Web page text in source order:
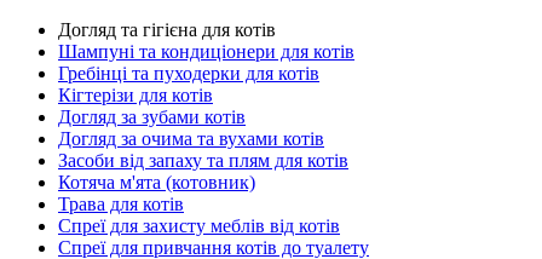
Догляд та гігієна для котів
Шампуні та кондиціонери для котів
Гребінці та пуходерки для котів
Кігтерізи для котів
Догляд за зубами котів
Догляд за очима та вухами котів
Засоби від запаху та плям для котів
Котяча м'ята (котовник)
Трава для котів
Спреї для захисту меблів від котів
Спреї для привчання котів до туалету